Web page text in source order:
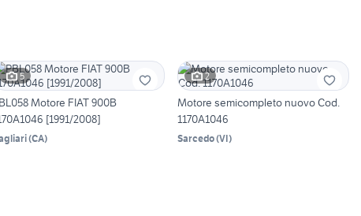
5
Motore FIAT 900B
[1991/2008]
(CA)
2
Motore semicompleto nuovo Cod.
1170A1046
Sarcedo(VI)